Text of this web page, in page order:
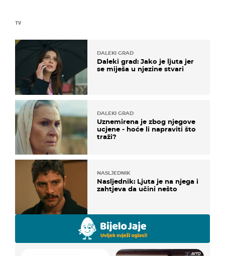
TV
DALEKI GRAD
Daleki grad: Jako je ljuta jer
se miješa u njezine stvari
DALEKI GRAD
Uznemirena je zbog njegove
ucjene - hoće li napraviti što
traži?
NASLJEDNIK
Nasljednik: Ljuta je na njega i
zahtjeva da učini nešto